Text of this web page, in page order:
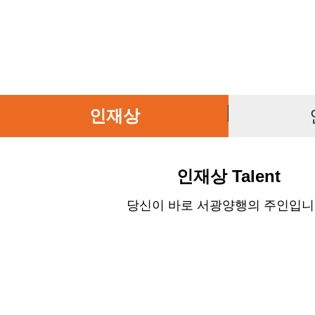
인재상
인재상 Talent
당신이 바로 서광양행의 주인입